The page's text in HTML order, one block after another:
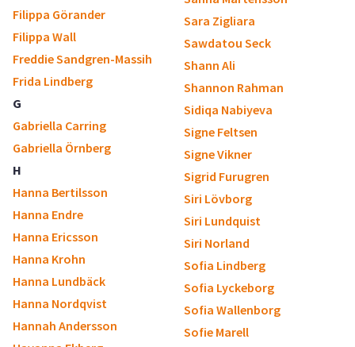
Filippa Görander
Filippa Wall
Freddie Sandgren-Massih
Frida Lindberg
G
Gabriella Carring
Gabriella Örnberg
H
Hanna Bertilsson
Hanna Endre
Hanna Ericsson
Hanna Krohn
Hanna Lundbäck
Hanna Nordqvist
Hannah Andersson
Sara Zigliara
Sawdatou Seck
Shann Ali
Shannon Rahman
Sidiqa Nabiyeva
Signe Feltsen
Signe Vikner
Sigrid Furugren
Siri Lövborg
Siri Lundquist
Siri Norland
Sofia Lindberg
Sofia Lyckeborg
Sofia Wallenborg
Sofie Marell